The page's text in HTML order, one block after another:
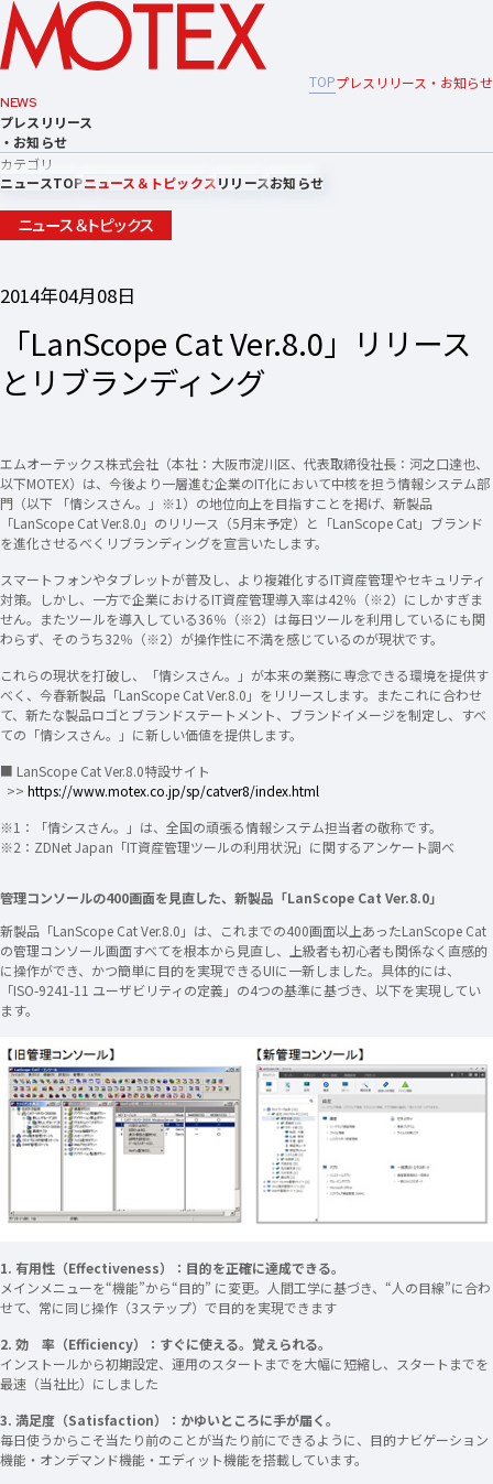
TOPプレスリリース・お知らせ
NEWS
プレスリリース
・お知らせ
カテゴリ
ニュースTOPニュース＆トピックスリリースお知らせ
ニュース＆トピックス
2014年04月08日
「LanScope Cat Ver.8.0」リリース
とリブランディング
エムオーテックス株式会社（本社：大阪市淀川区、代表取締役社長：河之口達也、
以下MOTEX）は、今後より一層進む企業のIT化において中核を担う情報システム部
門（以下 「情シスさん。」※1）の地位向上を目指すことを掲げ、新製品
「LanScope Cat Ver.8.0」のリリース（5月末予定）と「LanScope Cat」ブランド
を進化させるべくリブランディングを宣言いたします。
スマートフォンやタブレットが普及し、より複雑化するIT資産管理やセキュリティ
対策。しかし、一方で企業におけるIT資産管理導入率は42％（※2）にしかすぎま
せん。またツールを導入している36％（※2）は毎日ツールを利用しているにも関
わらず、そのうち32％（※2）が操作性に不満を感じているのが現状です。
これらの現状を打破し、「情シスさん。」が本来の業務に専念できる環境を提供す
べく、今春新製品「LanScope Cat Ver.8.0」をリリースします。またこれに合わせ
て、新たな製品ロゴとブランドステートメント、ブランドイメージを制定し、すべ
ての「情シスさん。」に新しい価値を提供します。
■ LanScope Cat Ver.8.0特設サイト
>> https://www.motex.co.jp/sp/catver8/index.html
※1：「情シスさん。」は、全国の頑張る情報システム担当者の敬称です。
※2：ZDNet Japan「IT資産管理ツールの利用状況」に関するアンケート調べ
管理コンソールの400画面を見直した、新製品「LanScope Cat Ver.8.0」
新製品「LanScope Cat Ver.8.0」は、これまでの400画面以上あったLanScope Cat
の管理コンソール画面すべてを根本から見直し、上級者も初心者も関係なく直感的
に操作ができ、かつ簡単に目的を実現できるUIに一新しました。具体的には、
「ISO-9241-11 ユーザビリティの定義」の4つの基準に基づき、以下を実現してい
ます。
1. 有用性（Effectiveness）：目的を正確に達成できる。
メインメニューを“機能”から“目的” に変更。人間工学に基づき、“人の目線”に合わ
せて、常に同じ操作（3ステップ）で目的を実現できます
2. 効 率（Efficiency）：すぐに使える。覚えられる。
インストールから初期設定、運用のスタートまでを大幅に短縮し、スタートまでを
最速（当社比）にしました
3. 満足度（Satisfaction）：かゆいところに手が届く。
毎日使うからこそ当たり前のことが当たり前にできるように、目的ナビゲーション
機能・オンデマンド機能・エディット機能を搭載しています。